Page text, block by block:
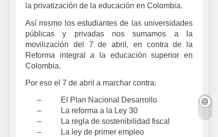
la privatización de la educación en Colombia.
Así mismo los estudiantes de las universidades
públicas y privadas nos sumamos a la
movilización del 7 de abril, en contra de la
Reforma integral a la educación superior en
Colombia.
Por eso el 7 de abril a marchar contra:
–
El Plan Nacional Desarrollo
–
La reforma a la Ley 30
–
La regla de sostenibilidad fiscal
–
La ley de primer empleo